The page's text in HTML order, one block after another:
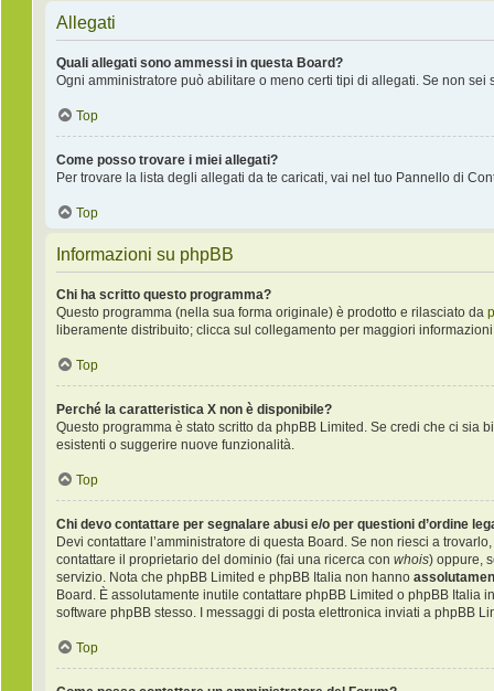
Allegati
Quali allegati sono ammessi in questa Board?
Ogni amministratore può abilitare o meno certi tipi di allegati. Se non
Top
Come posso trovare i miei allegati?
Per trovare la lista degli allegati da te caricati, vai nel tuo Pannello di
Top
Informazioni su phpBB
Chi ha scritto questo programma?
Questo programma (nella sua forma originale) è prodotto e rilasciato da
liberamente distribuito; clicca sul collegamento per maggiori
Top
Perché la caratteristica X non è disponibile?
Questo programma è stato scritto da phpBB Limited. Se credi che ci
esistenti o suggerire nuove funzionalità.
Top
Chi devo contattare per segnalare abusi e/o per questioni d’ordine
Devi contattare l’amministratore di questa Board. Se non riesci a
contattare il proprietario del dominio (fai una ricerca con whois) oppure,
servizio. Nota che phpBB Limited e phpBB Italia non hanno
Board. È assolutamente inutile contattare phpBB Limited o phpBB
software phpBB stesso. I messaggi di posta elettronica inviati a phpBB
Top